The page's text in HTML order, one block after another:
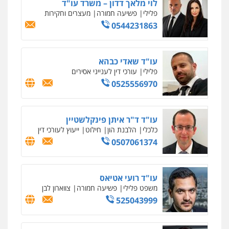
פלילי כלכלי מיסים הלבנת הון ייעוץ לעורכי
דין
0506216097
עו"ד אריה פטר
לשעבר סגן מנהל המחלקה הפלילית
בפרקליטות המדינה
0506217994
עו"ד נס בן נתן
פלילי כלכלי פשיעה חמורה נוער
0505555110
שחר מנדלמן, שלומציון גבאי מנדלמן
– משרד עורכי דין
פלילי התמחות בייצוג בעבירות מין
0505522334